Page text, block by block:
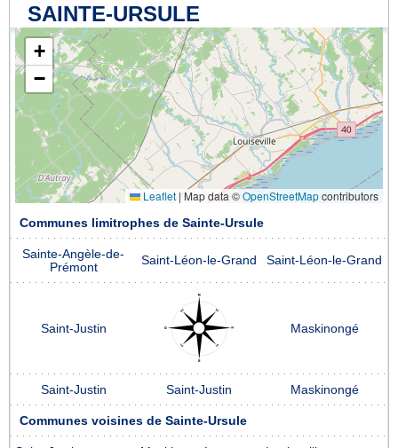
SAINTE-URSULE
+
−
Leaflet|Map data ©OpenStreetMapcontributors
Communes limitrophes de Sainte-Ursule
Sainte-Angèle-de-
Prémont
Saint-Léon-le-Grand Saint-Léon-le-Grand
Saint-Justin Maskinongé
Saint-Justin Saint-Justin Maskinongé
Communes voisines de Sainte-Ursule